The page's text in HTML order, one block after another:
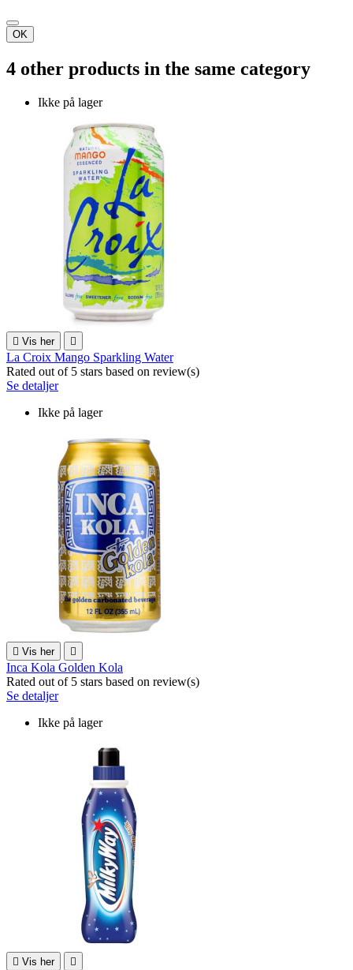
OK
4 other products in the same category
Ikke på lager
 Vis her 
La Croix Mango Sparkling Water
Rated out of 5 stars based on review(s)
Se detaljer
Ikke på lager
 Vis her 
Inca Kola Golden Kola
Rated out of 5 stars based on review(s)
Se detaljer
Ikke på lager
 Vis her 